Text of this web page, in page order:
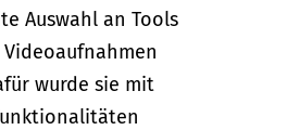
Auswahl an Tools
wurde sie mit